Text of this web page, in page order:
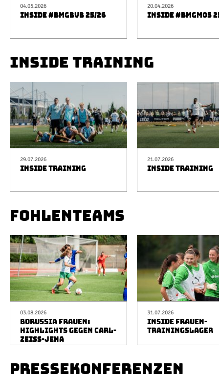
04.05.2026
INSIDE #BMGBVB 25/26
20.04.2026
INSIDE #BMGM05
INSIDE TRAINING
29.07.2026
INSIDE TRAINING
21.07.2026
INSIDE TRAINING
FOHLENTEAMS
03.08.2026
BORUSSIA FRAUEN:
HIGHLIGHTS GEGEN CARL-
ZEISS-JENA
31.07.2026
INSIDE FRAUEN-
TRAININGSLAGER
PRESSEKONFERENZEN